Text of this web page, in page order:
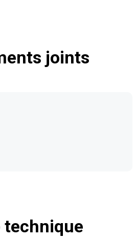
joints
technique